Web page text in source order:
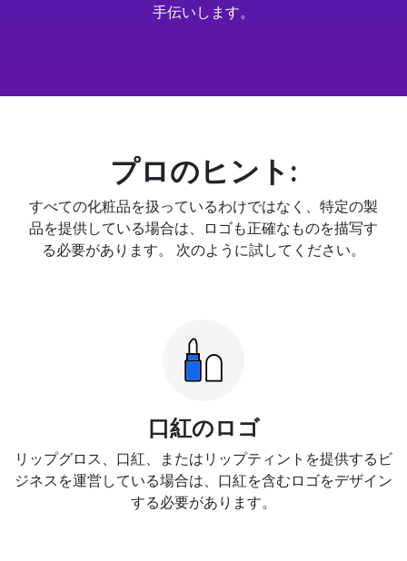
手伝いします。
プロのヒント:
すべての化粧品を扱っているわけではなく、特定の製
品を提供している場合は、ロゴも正確なものを描写す
る必要があります。 次のように試してください。
口紅のロゴ
リップグロス、口紅、またはリップティントを提供するビ
ジネスを運営している場合は、口紅を含むロゴをデザイン
する必要があります。